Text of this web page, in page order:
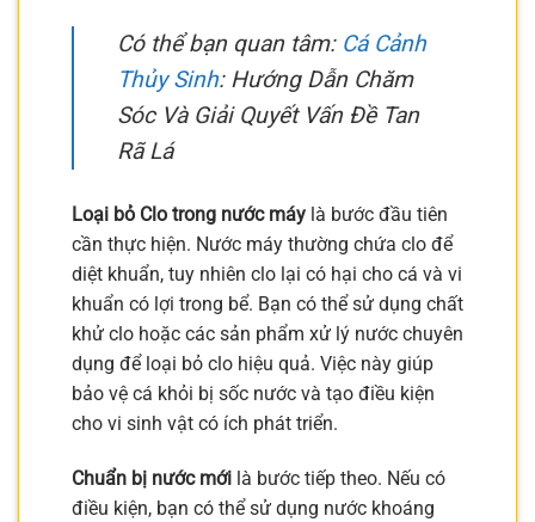
Có thể bạn quan tâm: Cá Cảnh
Thủy Sinh: Hướng Dẫn Chăm
Sóc Và Giải Quyết Vấn Đề Tan
Rã Lá
Loại bỏ Clo trong nước máy là bước đầu tiên
cần thực hiện. Nước máy thường chứa clo để
diệt khuẩn, tuy nhiên clo lại có hại cho cá và vi
khuẩn có lợi trong bể. Bạn có thể sử dụng chất
khử clo hoặc các sản phẩm xử lý nước chuyên
dụng để loại bỏ clo hiệu quả. Việc này giúp
bảo vệ cá khỏi bị sốc nước và tạo điều kiện
cho vi sinh vật có ích phát triển.
Chuẩn bị nước mới là bước tiếp theo. Nếu có
điều kiện, bạn có thể sử dụng nước khoáng